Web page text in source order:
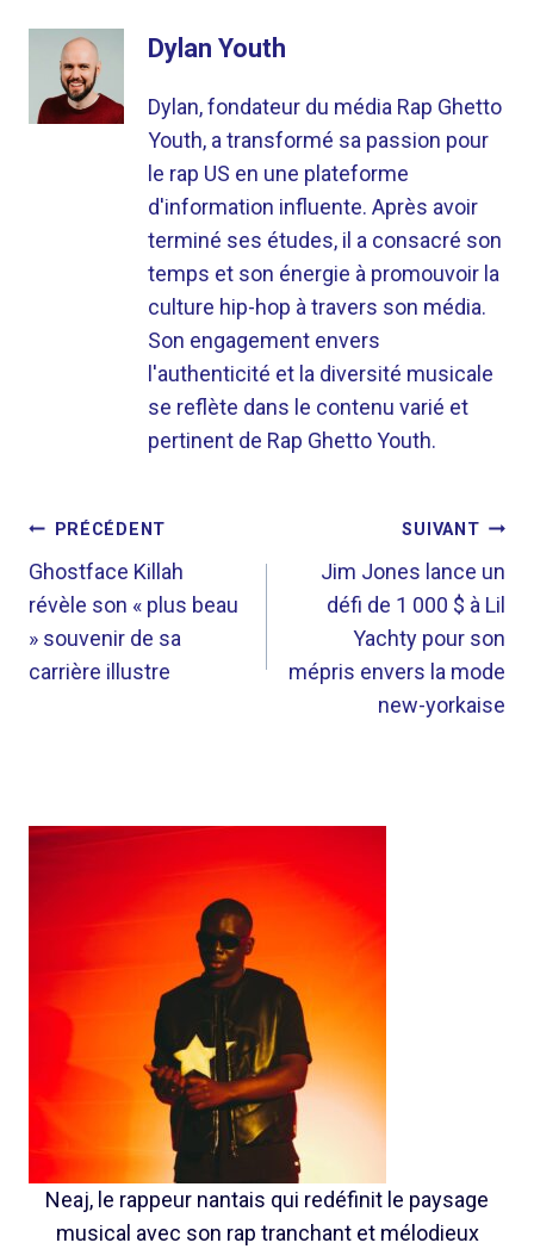
Dylan Youth
Dylan, fondateur du média Rap Ghetto
Youth, a transformé sa passion pour
le rap US en une plateforme
d'information influente. Après avoir
terminé ses études, il a consacré son
temps et son énergie à promouvoir la
culture hip-hop à travers son média.
Son engagement envers
l'authenticité et la diversité musicale
se reflète dans le contenu varié et
pertinent de Rap Ghetto Youth.
NAVIGATION
DE
L’ARTICLE
PRÉCÉDENT
Ghostface Killah
révèle son « plus beau
» souvenir de sa
carrière illustre
SUIVANT
Jim Jones lance un
défi de 1 000 $ à Lil
Yachty pour son
mépris envers la mode
new-yorkaise
Neaj, le rappeur nantais qui redéfinit le paysage
musical avec son rap tranchant et mélodieux